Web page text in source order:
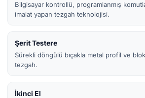
Bilgisayar kontrollü, programlanmış
imalat yapan tezgah teknolojisi.
Şerit Testere
Sürekli döngülü bıçakla metal profil ve
tezgah.
İkinci El